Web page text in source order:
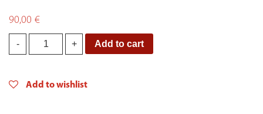
90,00 €
-
Σκάλα
+ Add to cart
Add to wishlist